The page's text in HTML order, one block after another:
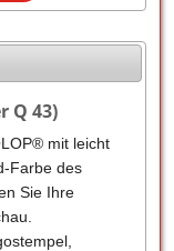
Q 43)
mit leicht
Farbe des
Sie Ihre